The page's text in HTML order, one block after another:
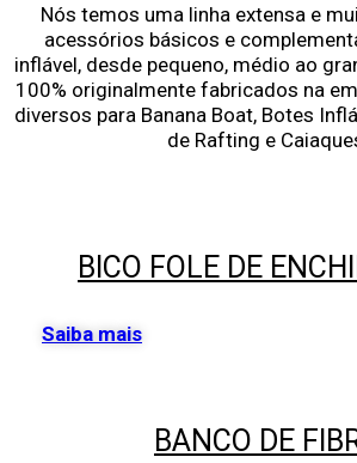
Nós temos uma linha extensa e
acessórios básicos e
inflável, desde pequeno, médio ao
100% originalmente fabricados na
diversos para Banana Boat, Botes
de Rafting e
BICO FOLE DE
Saiba mais
BANCO DE